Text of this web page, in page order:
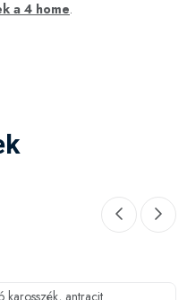
a 4 home.